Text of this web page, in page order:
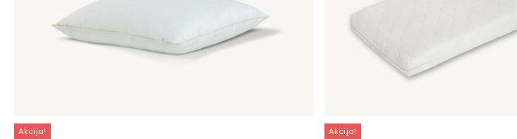
Akcija! Akcija!